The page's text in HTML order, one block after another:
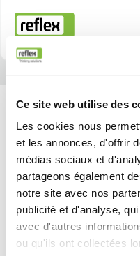
Ce site web utilise des
Les cookies nous
et les annonces, d'offrir
médias sociaux et
partageons également
notre site avec nos
publicité et d'analyse,
avec d'autres
ou qu'ils ont collectées
Page d’accueil